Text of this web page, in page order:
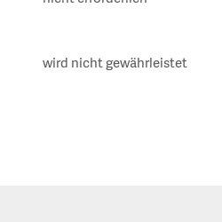
wird nicht gewährleistet